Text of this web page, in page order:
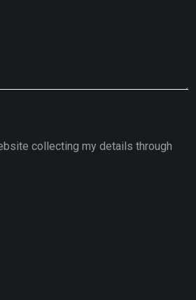
collecting my details through